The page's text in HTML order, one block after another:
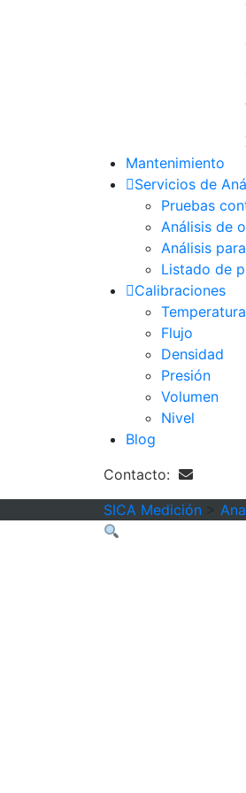
Mantenimiento
Servicios de
Pruebas
Análisis de
Análisis
Listado de
Calibraciones
Temperatura
Flujo
Densidad
Presión
Volumen
Nivel
Blog
Contacto:
SICA Medición